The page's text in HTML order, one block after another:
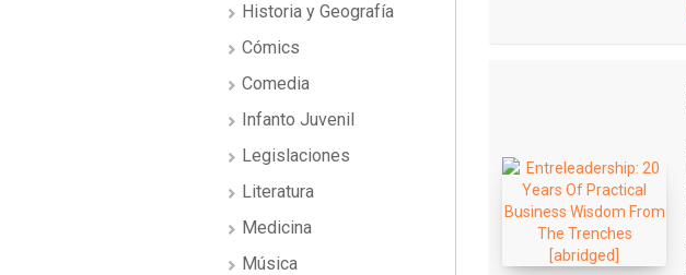
Historia y Geografía
Cómics
Comedia
Infanto Juvenil
Legislaciones
Literatura
Medicina
Música